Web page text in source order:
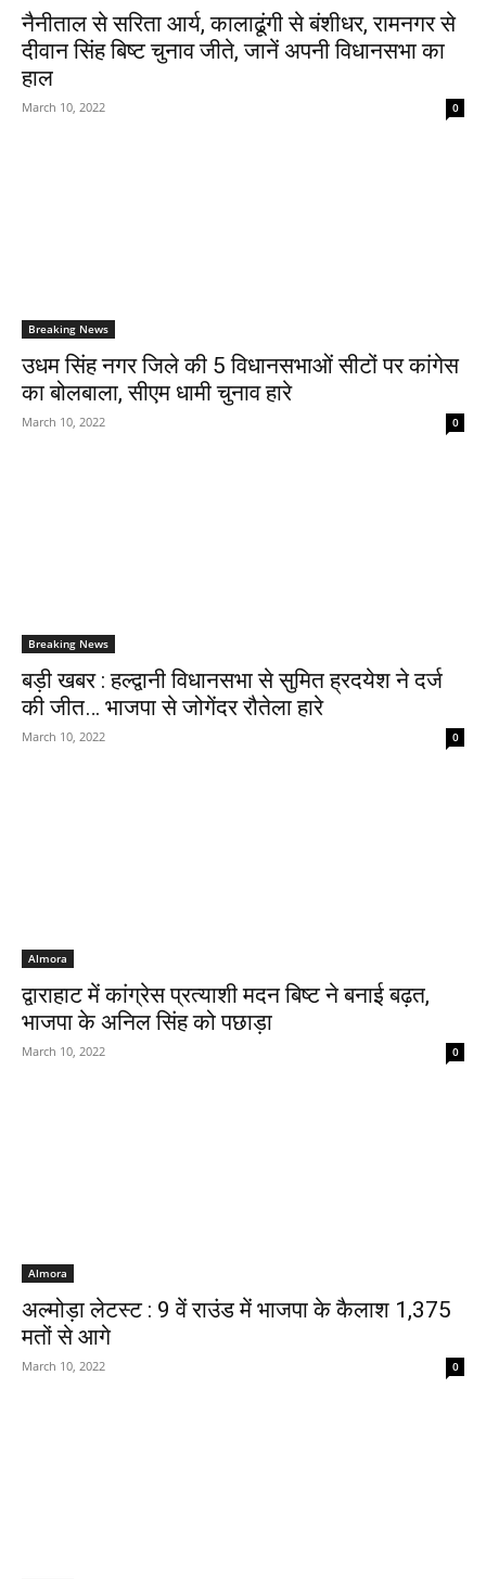
नैनीताल से सरिता आर्य, कालाढूंगी से बंशीधर, रामनगर से
दीवान सिंह बिष्ट चुनाव जीते, जानें अपनी विधानसभा का
हाल
March 10, 2022 0
Breaking News
उधम सिंह नगर जिले की 5 विधानसभाओं सीटों पर कांगेस
का बोलबाला, सीएम धामी चुनाव हारे
March 10, 2022 0
Breaking News
बड़ी खबर : हल्द्वानी विधानसभा से सुमित ह्रदयेश ने दर्ज
की जीत… भाजपा से जोगेंदर रौतेला हारे
March 10, 2022 0
Almora
द्वाराहाट में कांग्रेस प्रत्याशी मदन बिष्ट ने बनाई बढ़त,
भाजपा के अनिल सिंह को पछाड़ा
March 10, 2022 0
Almora
अल्मोड़ा लेटस्ट : 9 वें राउंड में भाजपा के कैलाश 1,375
मतों से आगे
March 10, 2022 0